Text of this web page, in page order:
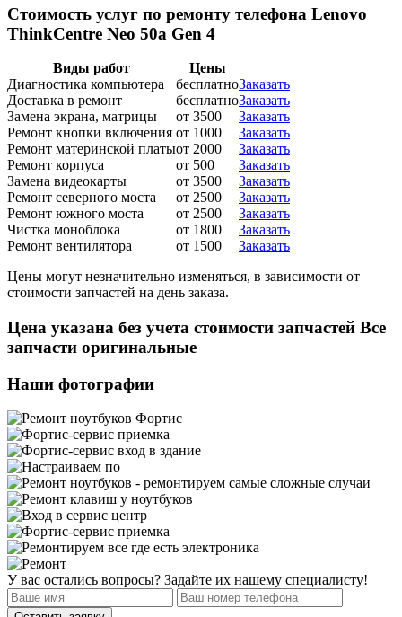
Стоимость услуг по ремонту телефона Lenovo
ThinkCentre Neo 50a Gen 4
Виды работ
Цены
Диагностика компьютера
бесплатноЗаказать
Доставка в ремонт
бесплатноЗаказать
Замена экрана, матрицы
от 3500
Заказать
Ремонт кнопки включения от 1000
Заказать
Ремонт материнской платыот 2000
Заказать
Ремонт корпуса
от 500
Заказать
Замена видеокарты
от 3500
Заказать
Ремонт северного моста
от 2500
Заказать
Ремонт южного моста
от 2500
Заказать
Чистка моноблока
от 1800
Заказать
Ремонт вентилятора
от 1500
Заказать
Цены могут незначительно изменяться, в зависимости от
стоимости запчастей на день заказа.
Цена указана без учета стоимости запчастей Все
запчасти оригинальные
Наши фотографии
У вас остались вопросы? Задайте их нашему специалисту!